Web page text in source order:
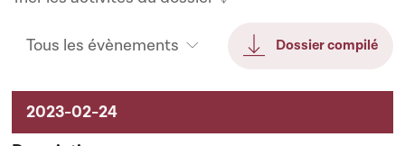
Tous les évènements Dossier compilé
Activités sur le dossier